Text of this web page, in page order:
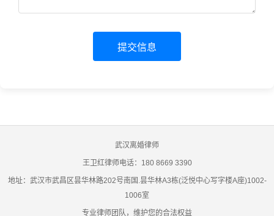
提交信息
武汉离婚律师
王卫红律师电话：180 8669 3390
地址：武汉市武昌区昙华林路202号南国.昙华林A3栋(泛悦中心写字楼A座)1002-
1006室
专业律师团队，维护您的合法权益